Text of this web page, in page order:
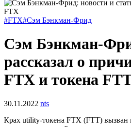
#FTX#Сэм Бэнкман-Фрид
Сэм Бэнкман-
рассказал о
FTX и токена
30.11.2022 nts
Крах utility-токена FTX (FTT) вызван